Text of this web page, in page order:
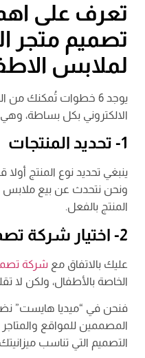
تصميم متجر
لملابس
يوجد 6 خطوات تُمكنك
الالكتروني بكل بساطة،
1- تحديد المنتجات
ينبغي تحديد نوع المنتج
ونحن نتحدث عن بيع ملابس
المنتج بالفعل.
2- اختيار شركة تصميم المتجر
عليك بالاتفاق مع شركة
الخاصة بالأطفال، ولكن لا
فنحن في “ميديا هايست”
المصممين للمواقع
التصميم التي تناسب